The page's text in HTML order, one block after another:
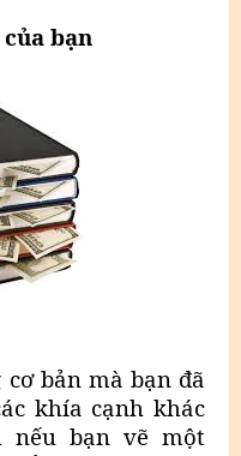
bạn
bản mà bạn đã
khía cạnh khác
nếu bạn vẽ một